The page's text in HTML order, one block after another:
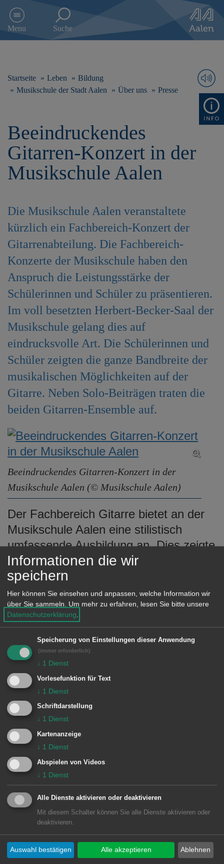
e
Menu Suche
Startseite Leben
Bildung
Musikschule der Stadt Aalen
Über uns Presse
Beeindruckendes
Gitarren-Konzert in der
Musikschule Aalen
Die Musikschule Aalen veranstaltete
kürzlich ein Fachbereich-Konzert der
Gitarrenabteilung. Die Fachbereich-
Konzerte der Musikschule haben den
Anspruch die Leistungsstärke der
Schülerinnen und Schüler zu präsentieren.
Im voll besetzten Herbert-Becker-Saal der
Musikschule gelang dies auf
eindrucksvolle Art. Die Schülerinnen und
Schüler zeigten die ganze Bandbreite der
musikalischen Möglichkeiten auf der
Gitarre. Neben Solo-Beiträgen traten die
beiden Gitarren-Ensemble auf.
Beeindruckendes Gitarren-Konzert in der
Musikschule Aalen (© Musikschule Aalen)
Der Fachbereich Gitarre bietet an der
Musikschule Aalen eine stilistisch
umfassende Ausbildung an. Dies zeigte
sich an den Programmbeiträgen.
Angefangen bei klassischen Werken
über Stücke aus dem Bereich der Pop-
Musik bis hin zur Filmmusik zeigte die
Bandbreite der Möglichkeiten auf der
Gitarre.
Die Ausbildung an der Musikschule
Aalen wird entscheidend ergänzt durch
die Ensembles und Orchester. Dies
wurde bei dem Fachbereich-Konzert
durch den Auftritt der beiden Gitarren-
Ensembles und der Pock-Band belegt.
Das Publikum bedankte sich für den
eindrucksvollen musikalischen Abend
mit viel Applaus bei den Gitarren-
Schülerinnen und Schüler des
Fachbereichs der Musikschule Aalen.
Informationen die wir
speichern
Hier können Sie einsehen und anpassen, welche Information wir
über Sie sammeln.
Um mehr zu erfahren, lesen Sie bitte unsere
Datenschutzerklärung
Speicherung von Einstellungen dieser Anwendung
(immer erforderlich)
↓ 1 Dienst
Vorlesefunktion für Text
↓ 1 Dienst
Schriftdarstellung
↓ 1 Dienst
Kartenanzeige
↓ 1 Dienst
Abspielen von Videos
↓ 1 Dienst
Alle Dienste aktivieren oder deaktivieren
Mit diesem Schalter können Sie alle Dienste aktivieren oder
deaktivieren.
Ablehnen
Auswahl bestätigen Alle akzeptieren